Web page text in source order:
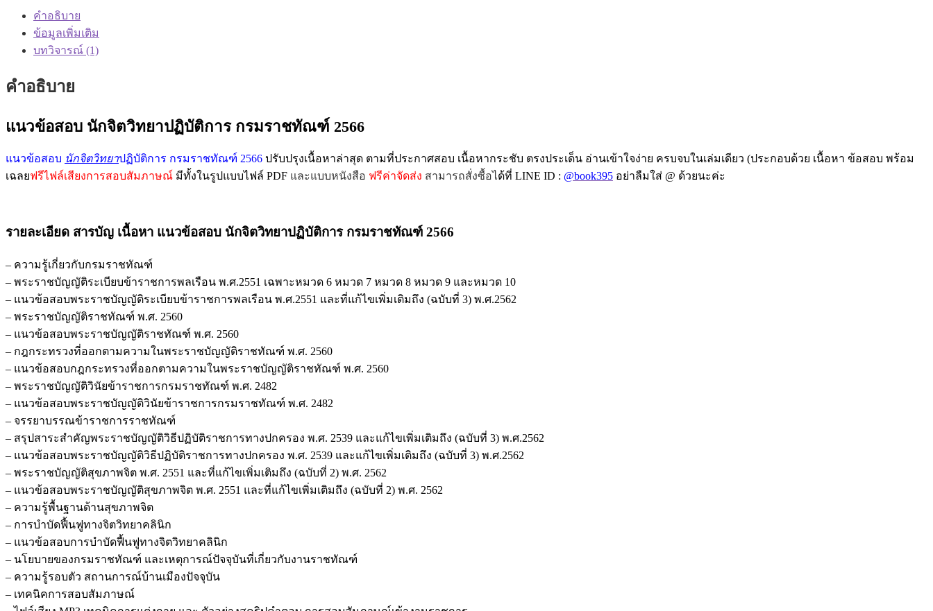
จิตวิทยา
ราชทัณฑ์
ฉบับ
ล่าสุด
พร้อม
คำอธิบาย
ข้อมูลเพิ่มเติม
บทวิจารณ์ (1)
คำอธิบาย
แนวข้อสอบ นักจิตวิทยาปฏิบัติการ กรมราชทัณฑ์ 2566
แนวข้อสอบ นักจิตวิทยาปฏิบัติการ กรมราชทัณฑ์ 2566 ปรับปรุงเนื้อหาล่าสุด ตามที่ประกาศสอบ เนื้อหากระชับ ตรงประเด็น อ่านเข้าใจง่าย ครบจบในเล่มเดียว (ประกอบด้วย เนื้อหา ข้อสอบ พร้อม
เฉลยฟรีไฟล์เสียงการสอบสัมภาษณ์ มีทั้งในรูปแบบไฟล์ PDF และแบบหนังสือ ฟรีค่าจัดส่ง สามารถสั่งซื้อได้ที่ LINE ID : @book395 อย่าลืมใส่ @ ด้วยนะค่ะ
รายละเอียด สารบัญ เนื้อหา แนวข้อสอบ นักจิตวิทยาปฏิบัติการ กรมราชทัณฑ์ 2566
– ความรู้เกี่ยวกับกรมราชทัณฑ์
– พระราชบัญญัติระเบียบข้าราชการพลเรือน พ.ศ.2551 เฉพาะหมวด 6 หมวด 7 หมวด 8 หมวด 9 และหมวด 10
– แนวข้อสอบพระราชบัญญัติระเบียบข้าราชการพลเรือน พ.ศ.2551 และที่แก้ไขเพิ่มเติมถึง (ฉบับที่ 3) พ.ศ.2562
– พระราชบัญญัติราชทัณฑ์ พ.ศ. 2560
– แนวข้อสอบพระราชบัญญัติราชทัณฑ์ พ.ศ. 2560
– กฎกระทรวงที่ออกตามความในพระราชบัญญัติราชทัณฑ์ พ.ศ. 2560
– แนวข้อสอบกฎกระทรวงที่ออกตามความในพระราชบัญญัติราชทัณฑ์ พ.ศ. 2560
– พระราชบัญญัติวินัยข้าราชการกรมราชทัณฑ์ พ.ศ. 2482
– แนวข้อสอบพระราชบัญญัติวินัยข้าราชการกรมราชทัณฑ์ พ.ศ. 2482
– จรรยาบรรณข้าราชการราชทัณฑ์
– สรุปสาระสำคัญพระราชบัญญัติวิธีปฏิบัติราชการทางปกครอง พ.ศ. 2539 และแก้ไขเพิ่มเติมถึง (ฉบับที่ 3) พ.ศ.2562
– แนวข้อสอบพระราชบัญญัติวิธีปฏิบัติราชการทางปกครอง พ.ศ. 2539 และแก้ไขเพิ่มเติมถึง (ฉบับที่ 3) พ.ศ.2562
– พระราชบัญญัติสุขภาพจิต พ.ศ. 2551 และที่แก้ไขเพิ่มเติมถึง (ฉบับที่ 2) พ.ศ. 2562
– แนวข้อสอบพระราชบัญญัติสุขภาพจิต พ.ศ. 2551 และที่แก้ไขเพิ่มเติมถึง (ฉบับที่ 2) พ.ศ. 2562
– ความรู้พื้นฐานด้านสุขภาพจิต
– การบำบัดฟื้นฟูทางจิตวิทยาคลินิก
– แนวข้อสอบการบำบัดฟื้นฟูทางจิตวิทยาคลินิก
– นโยบายของกรมราชทัณฑ์ และเหตุการณ์ปัจจุบันที่เกี่ยวกับงานราชทัณฑ์
– ความรู้รอบตัว สถานการณ์บ้านเมืองปัจจุบัน
– เทคนิคการสอบสัมภาษณ์